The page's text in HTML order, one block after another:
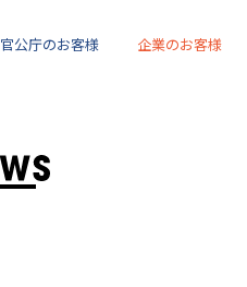
官公庁のお客様 企業のお客様